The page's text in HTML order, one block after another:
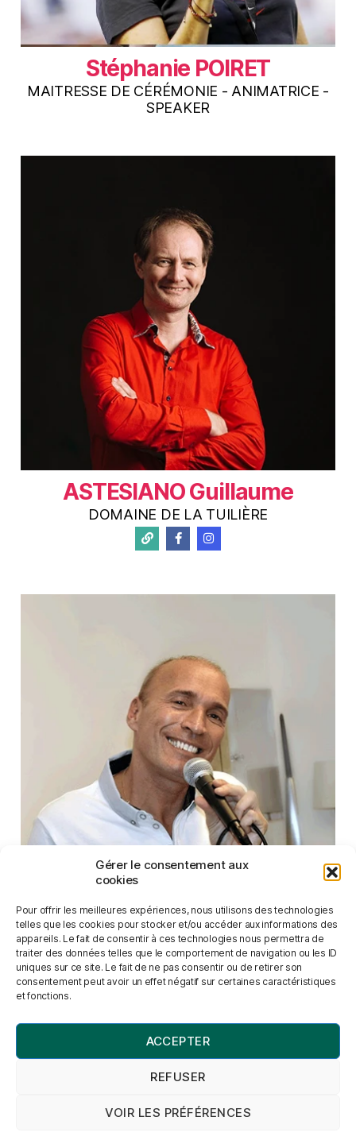
Gérer le consentement aux
cookies
Pour offrir les meilleures expériences, nous utilisons des technologies
telles que les cookies pour stocker et/ou accéder aux informations des
appareils. Le fait de consentir à ces technologies nous permettra de
traiter des données telles que le comportement de navigation ou les ID
uniques sur ce site. Le fait de ne pas consentir ou de retirer son
consentement peut avoir un effet négatif sur certaines caractéristiques
et fonctions.
ACCEPTER
REFUSER
VOIR LES PRÉFÉRENCES
Stéphanie POIRET
MAITRESSE DE CÉRÉMONIE - ANIMATRICE -
SPEAKER
ASTESIANO Guillaume
DOMAINE DE LA TUILIÈRE
WAJNBERG Cyril
EVEIL MUSIC
La Team Phoenix